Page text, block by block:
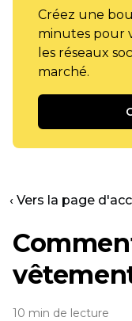
Créez une
minutes pour
les réseaux
marché.
‹ Vers la page
10 min de lecture